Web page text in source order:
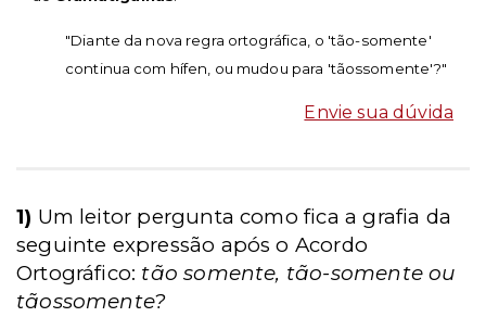
"Diante da nova regra ortográfica, o 'tão-somente'
continua com hífen, ou mudou para 'tãossomente'?"
Envie sua dúvida
1) Um leitor pergunta como fica a grafia da
seguinte expressão após o Acordo
Ortográfico: tão somente, tão-somente ou
tãossomente?